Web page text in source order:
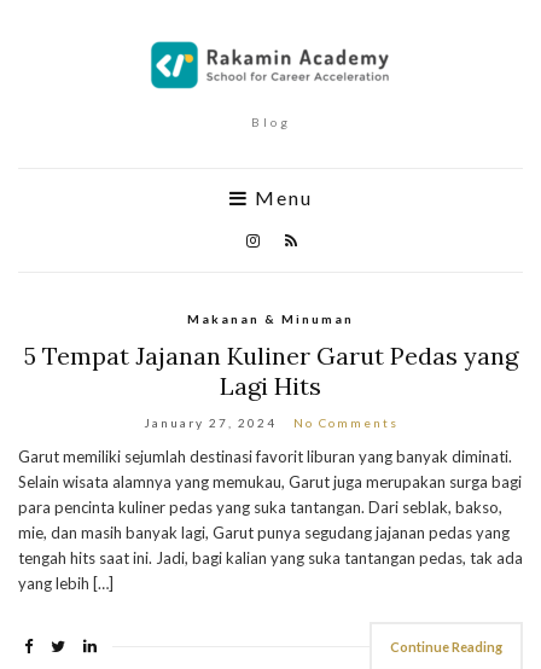
Blog
Menu
Makanan & Minuman
5 Tempat Jajanan Kuliner Garut Pedas yang
Lagi Hits
January 27, 2024 No Comments
Garut memiliki sejumlah destinasi favorit liburan yang banyak diminati.
Selain wisata alamnya yang memukau, Garut juga merupakan surga bagi
para pencinta kuliner pedas yang suka tantangan. Dari seblak, bakso,
mie, dan masih banyak lagi, Garut punya segudang jajanan pedas yang
tengah hits saat ini. Jadi, bagi kalian yang suka tantangan pedas, tak ada
yang lebih […]
Continue Reading